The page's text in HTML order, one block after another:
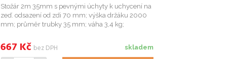
Stožár 2m 35mm s pevnými úchyty k uchycení na
zeď. odsazení od zdi 70 mm; výška držáku 2000
mm; průměr trubky 35 mm; váha 3,4 kg;
skladem
667 Kč bez DPH